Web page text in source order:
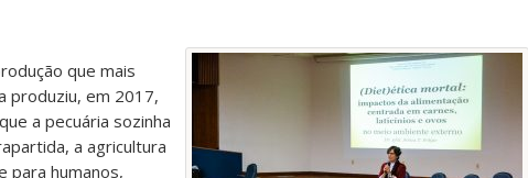
que mais
produziu, em 2017,
a pecuária sozinha
a agricultura
para humanos,